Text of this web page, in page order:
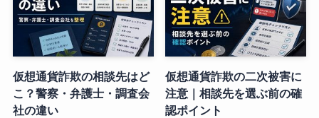
仮想通貨詐欺の相談先はど
こ？警察・弁護士・調査会
社の違い
仮想通貨詐欺の二次被害に
注意｜相談先を選ぶ前の確
認ポイント